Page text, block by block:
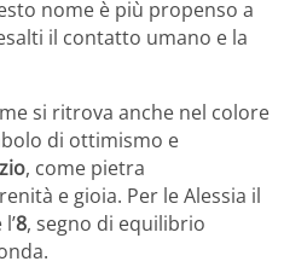
nome è più propenso a
il contatto umano e la
si ritrova anche nel colore
di ottimismo e
, come pietra
e gioia. Per le Alessia il
8, segno di equilibrio